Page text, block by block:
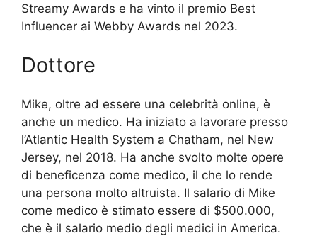
Streamy Awards e ha vinto il premio Best
Influencer ai Webby Awards nel 2023.
Dottore
Mike, oltre ad essere una celebrità online, è
anche un medico. Ha iniziato a lavorare presso
l’Atlantic Health System a Chatham, nel New
Jersey, nel 2018. Ha anche svolto molte opere
di beneficenza come medico, il che lo rende
una persona molto altruista. Il salario di Mike
come medico è stimato essere di $500.000,
che è il salario medio degli medici in America.